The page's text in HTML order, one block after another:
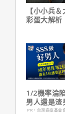
【小小兵＆
彩蛋大解析
1/2機率淪
男人還是渣
在這
PR・台灣癌症基金